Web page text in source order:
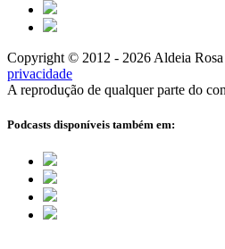
Copyright © 2012 - 2026 Aldeia Rosa
privacidade
A reprodução de qualquer parte do
Podcasts disponíveis também em: